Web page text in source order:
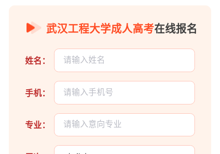
武汉工程大学成人高考在线报名
姓名：
手机：
专业：